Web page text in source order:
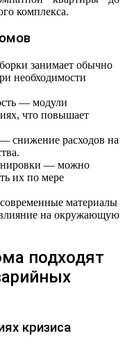
комплекса.
занимает обычно
необходимости
— модули
что повышает
снижение расходов на
— можно
их по мере
материалы
влияние на окружающую
подходят
кризиса